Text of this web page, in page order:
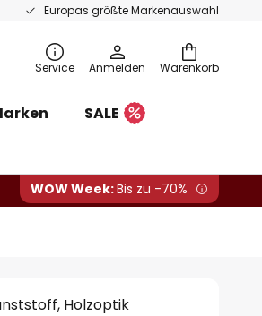
Europas größte Markenauswahl
Warenkorb
Service Anmelden
SALE
WOW Week:Bis zu -70%
Holzoptik